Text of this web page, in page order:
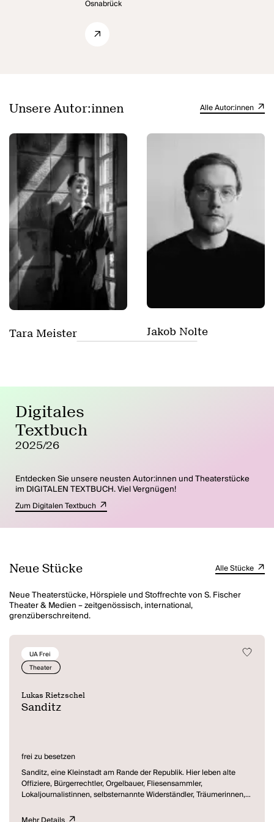
Osnabrück
Unsere Autor:innen Alle Autor:innen
Tara Meister Jakob Nolte
Digitales
Textbuch
2025/26
Entdecken Sie unsere neusten Autor:innen und Theaterstücke
im DIGITALEN TEXTBUCH. Viel Vergnügen!
Zum Digitalen Textbuch
Neue Stücke Alle Stücke
Neue Theaterstücke, Hörspiele und Stoffrechte von S. Fischer
Theater & Medien – zeitgenössisch, international,
grenzüberschreitend.
UA Frei
Theater
Lukas Rietzschel
Sanditz
frei zu besetzen
Sanditz, eine Kleinstadt am Rande der Republik. Hier leben alte
Offiziere, Bürgerrechtler, Orgelbauer, Fliesensammler,
Lokaljournalistinnen, selbsternannte Widerständler, Träumerinnen,
Familie Wenzel.